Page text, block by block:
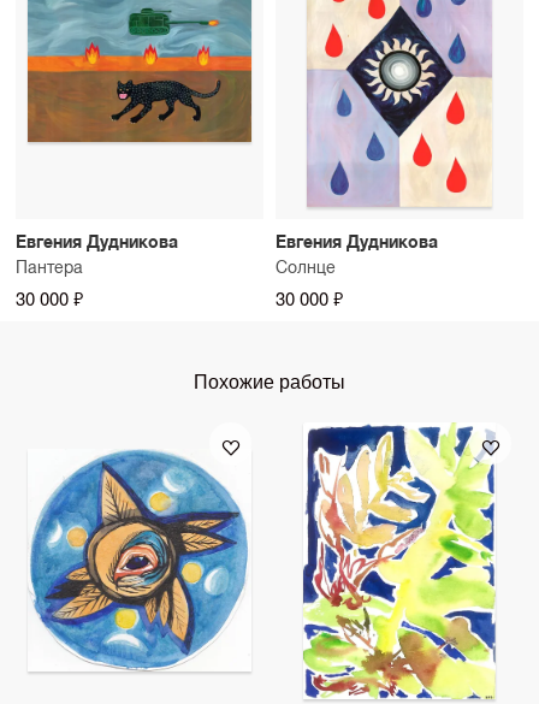
Евгения Дудникова
Пантера
30 000 ₽
Евгения Дудникова
Солнце
30 000 ₽
Похожие работы